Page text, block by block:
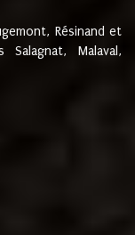
Résinand et
Malaval,